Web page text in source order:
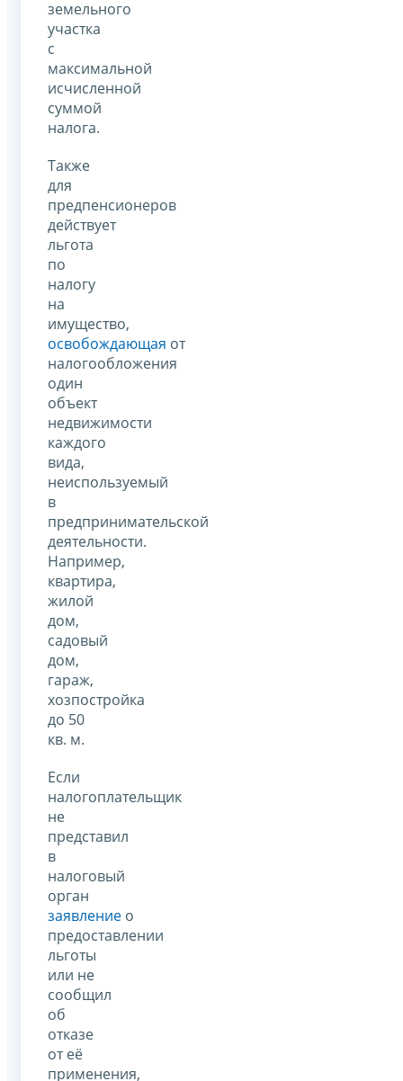
земельного
участка
с
максимальной
исчисленной
суммой
налога.
Также
для
предпенсионеров
действует
льгота
по
налогу
на
имущество,
освобождающая от
налогообложения
один
объект
недвижимости
каждого
вида,
неиспользуемый
в
предпринимательской
деятельности.
Например,
квартира,
жилой
дом,
садовый
дом,
гараж,
хозпостройка
до 50
кв. м.
Если
налогоплательщик
не
представил
в
налоговый
орган
заявление о
предоставлении
льготы
или не
сообщил
об
отказе
от её
применения,